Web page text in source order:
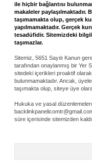
ile hiçbir bağlantısı
makaleler paylaşılmaktadır.
taşımamakta olup, gerçek
yapılmamaktadır. Gerçek
tesadüfidir. Sitemizdeki
taşımazlar.
Sitemiz, 5651 Sayılı Kanun
tarafından onaylanmış bir Yer
sitedeki içerikleri proaktif
bulunmamaktadır. Ancak,
taşımakta olup, siteye üye
Hukuka ve yasal
süre içerisinde sitemizden